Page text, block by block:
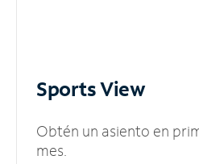
Sports View
Obtén un asiento en
mes.